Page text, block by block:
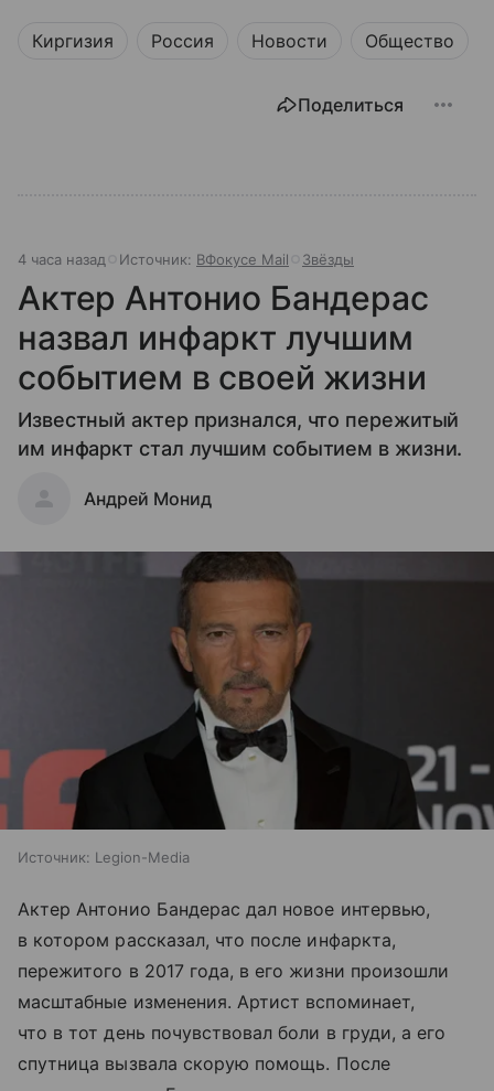
Киргизия Россия Новости Общество
Поделиться
4 часа назад Источник: ВФокусе Mail Звёзды
Актер Антонио Бандерас
назвал инфаркт лучшим
событием в своей жизни
Известный актер признался, что пережитый
им инфаркт стал лучшим событием в жизни.
Андрей Монид
Источник: Legion-Media
Актер Антонио Бандерас дал новое интервью,
в котором рассказал, что после инфаркта,
пережитого в 2017 года, в его жизни произошли
масштабные изменения. Артист вспоминает,
что в тот день почувствовал боли в груди, а его
спутница вызвала скорую помощь. После